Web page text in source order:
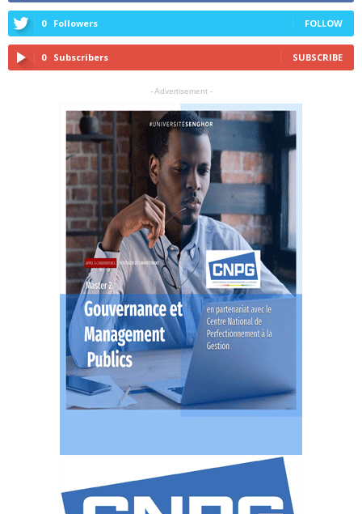
0 Followers FOLLOW
0 Subscribers SUBSCRIBE
- Advertisement -